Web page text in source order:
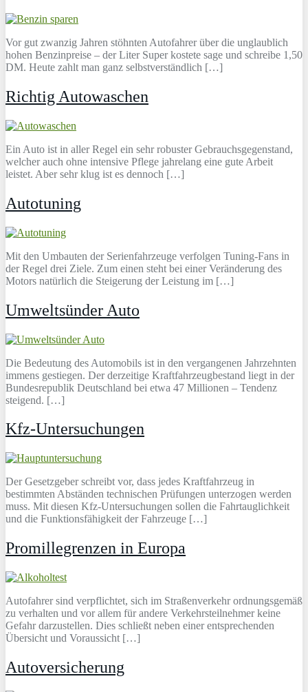
Vor gut zwanzig Jahren stöhnten Autofahrer über die unglaublich
hohen Benzinpreise – der Liter Super kostete sage und schreibe 1,50
DM. Heute zahlt man ganz selbstverständlich […]
Richtig Autowaschen
Ein Auto ist in aller Regel ein sehr robuster Gebrauchsgegenstand,
welcher auch ohne intensive Pflege jahrelang eine gute Arbeit
leistet. Aber sehr klug ist es dennoch […]
Autotuning
Mit den Umbauten der Serienfahrzeuge verfolgen Tuning-Fans in
der Regel drei Ziele. Zum einen steht bei einer Veränderung des
Motors natürlich die Steigerung der Leistung im […]
Umweltsünder Auto
Die Bedeutung des Automobils ist in den vergangenen Jahrzehnten
immens gestiegen. Der derzeitige Kraftfahrzeugbestand liegt in der
Bundesrepublik Deutschland bei etwa 47 Millionen – Tendenz
steigend. […]
Kfz-Untersuchungen
Der Gesetzgeber schreibt vor, dass jedes Kraftfahrzeug in
bestimmten Abständen technischen Prüfungen unterzogen werden
muss. Mit diesen Kfz-Untersuchungen sollen die Fahrtauglichkeit
und die Funktionsfähigkeit der Fahrzeuge […]
Promillegrenzen in Europa
Autofahrer sind verpflichtet, sich im Straßenverkehr ordnungsgemäß
zu verhalten und vor allem für andere Verkehrsteilnehmer keine
Gefahr darzustellen. Dies schließt neben einer entsprechenden
Übersicht und Voraussicht […]
Autoversicherung